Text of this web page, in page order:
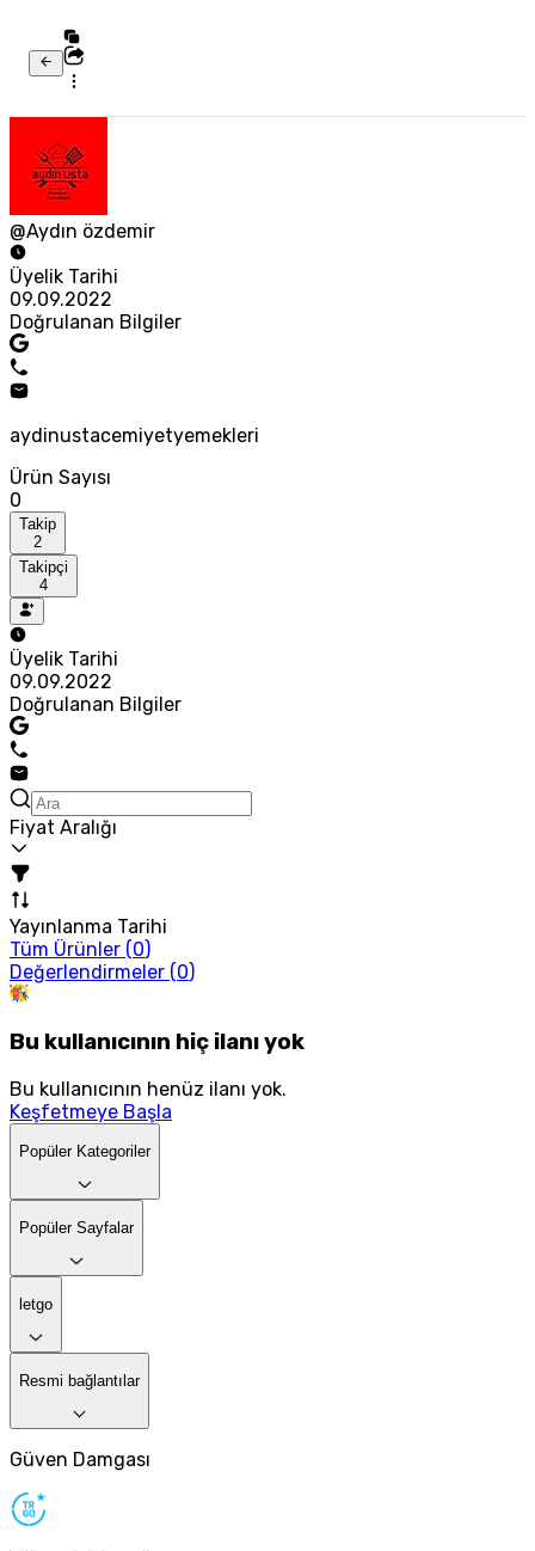
@Aydın özdemir
Üyelik Tarihi
09.09.2022
Doğrulanan Bilgiler
aydinustacemiyetyemekleri
Ürün Sayısı
0
Takip
2
Takipçi
4
Üyelik Tarihi
09.09.2022
Doğrulanan Bilgiler
Fiyat Aralığı
Yayınlanma Tarihi
Tüm Ürünler (0)
Değerlendirmeler (0)
Bu kullanıcının hiç ilanı yok
Bu kullanıcının henüz ilanı yok.
Keşfetmeye Başla
Popüler Kategoriler
Popüler Sayfalar
letgo
Resmi bağlantılar
Güven Damgası